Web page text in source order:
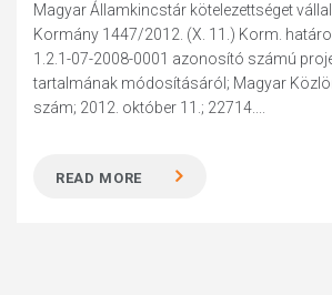
Magyar Államkincstár kötelezettséget
Kormány 1447/2012. (X. 11.) Korm.
1.2.1-07-2008-0001 azonosító számú
tartalmának módosításáról; Magyar
szám; 2012. október 11.; 22714....
READ MORE